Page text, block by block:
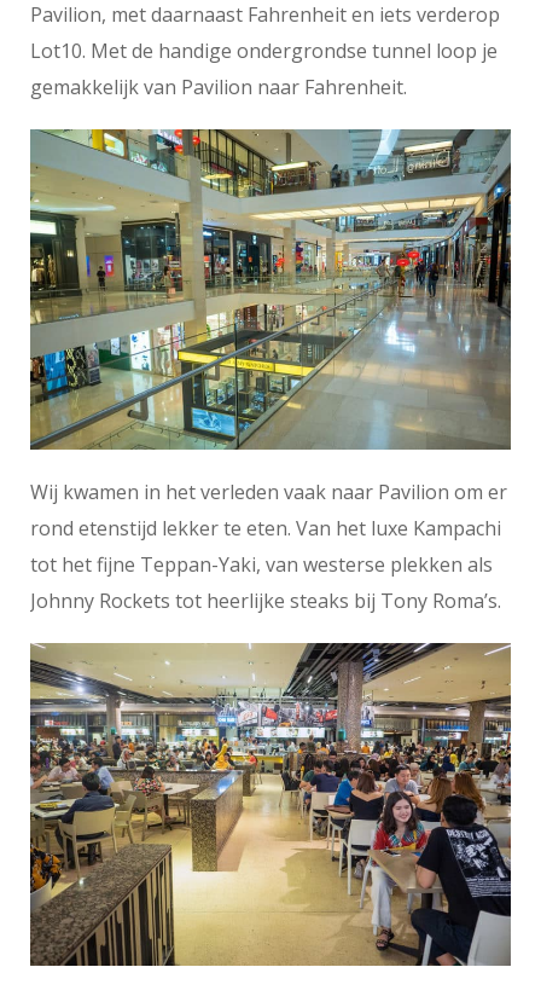
Pavilion, met daarnaast Fahrenheit en iets verderop
Lot10. Met de handige ondergrondse tunnel loop je
gemakkelijk van Pavilion naar Fahrenheit.
Wij kwamen in het verleden vaak naar Pavilion om er
rond etenstijd lekker te eten. Van het luxe Kampachi
tot het fijne Teppan-Yaki, van westerse plekken als
Johnny Rockets tot heerlijke steaks bij Tony Roma’s.